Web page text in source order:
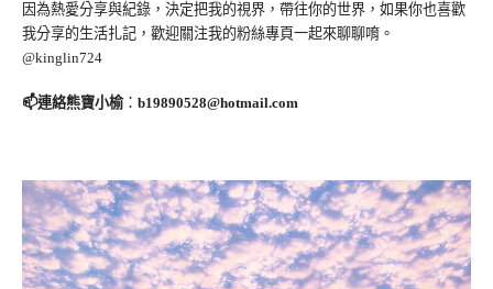
因為熱愛分享與紀錄，決定把我的視界，帶往你的世界，如果你也喜歡
我分享的生活扎記，歡迎關注我的粉絲專頁一起來聊聊唷。
@kinglin724
📫連絡熊寶小榆： b19890528@hotmail.com